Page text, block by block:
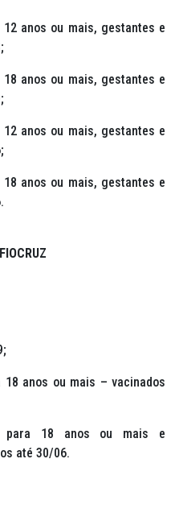
anos ou mais, gestantes e
anos ou mais, gestantes e
anos ou mais, gestantes e
anos ou mais, gestantes e
anos ou mais – vacinados
18 anos ou mais e
até 30/06.